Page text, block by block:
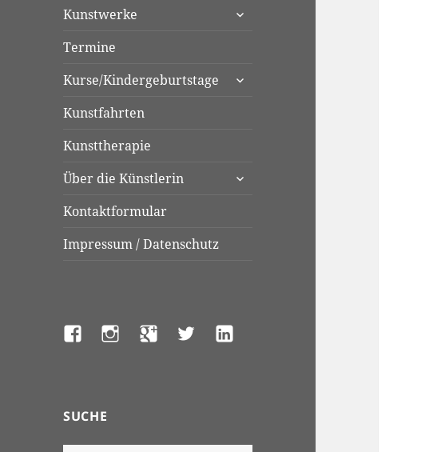
Kunstwerke
untermenü
Termine
Kurse/Kindergeburtstage
untermenü
Kunstfahrten
Kunsttherapie
Über die Künstlerin
untermenü
Kontaktformular
Impressum / Datenschutz
FacebookInstagramGoogle+TwitterLinkedIn
SUCHE